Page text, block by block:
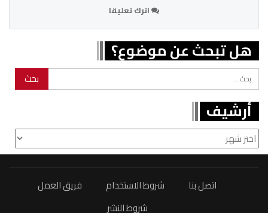
اترك تعليقا
هل تبحث عن موضوع؟
أرشيف
أرشيف
اتصل بنا شروط الاستخدام
فريق العمل
شروط النشر